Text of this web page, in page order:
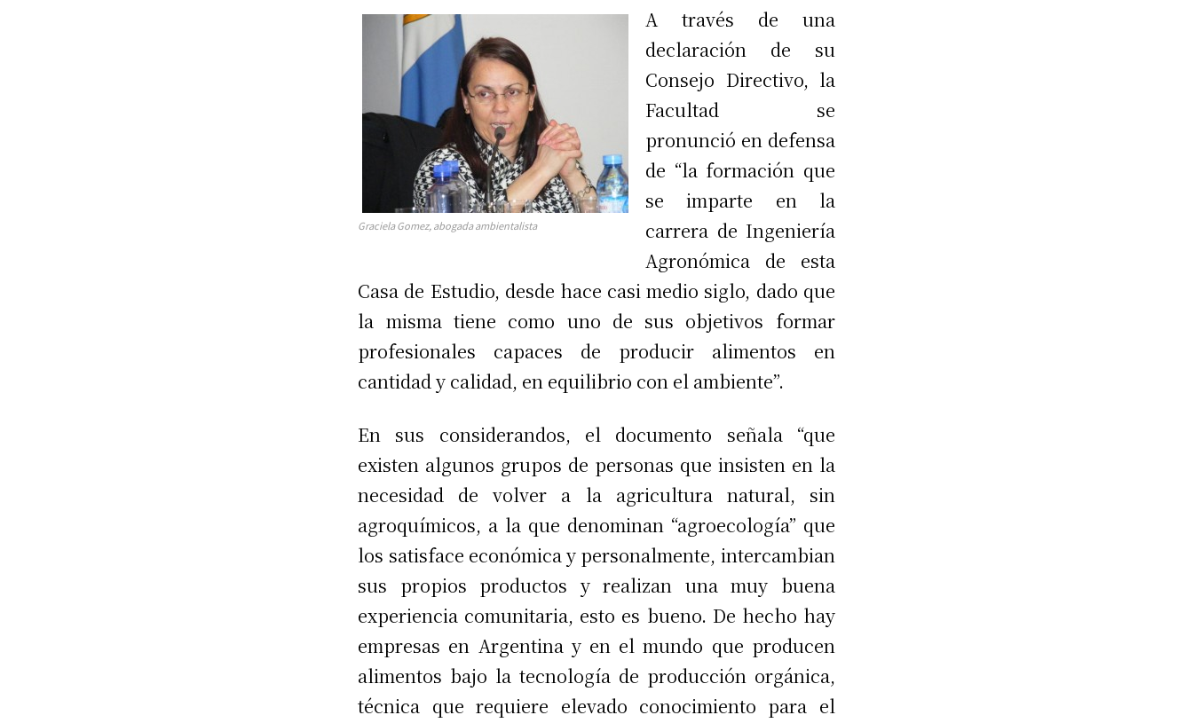
Graciela Gomez, abogada ambientalista
A través de una
declaración de su
Consejo Directivo, la
Facultad se
pronunció en defensa
de “la formación que
se imparte en la
carrera de Ingeniería
Agronómica de esta
Casa de Estudio, desde hace casi medio siglo, dado que
la misma tiene como uno de sus objetivos formar
profesionales capaces de producir alimentos en
cantidad y calidad, en equilibrio con el ambiente”.
En sus considerandos, el documento señala “que
existen algunos grupos de personas que insisten en la
necesidad de volver a la agricultura natural, sin
agroquímicos, a la que denominan “agroecología” que
los satisface económica y personalmente, intercambian
sus propios productos y realizan una muy buena
experiencia comunitaria, esto es bueno. De hecho hay
empresas en Argentina y en el mundo que producen
alimentos bajo la tecnología de producción orgánica,
técnica que requiere elevado conocimiento para el